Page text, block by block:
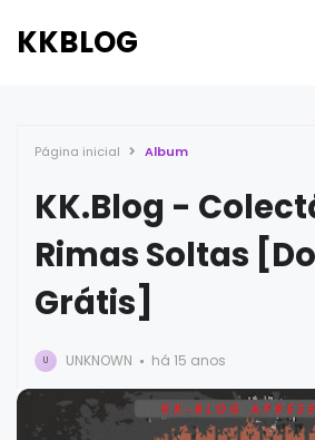
KKBLOG
Página inicial Album
KK.Blog -
Rimas Soltas
Grátis]
U UNKNOWN há 15 anos